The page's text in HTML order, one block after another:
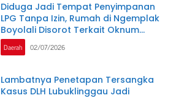
Diduga Jadi Tempat Penyimpanan
LPG Tanpa Izin, Rumah di Ngemplak
Boyolali Disorot Terkait Oknum
Kepolisian Jadi Backing
Daerah 02/07/2026
Lambatnya Penetapan Tersangka
Kasus DLH Lubuklinggau Jadi